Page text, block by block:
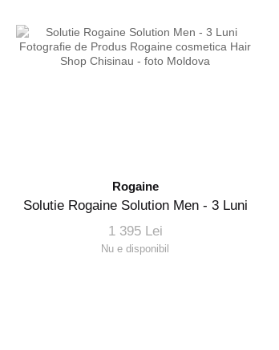
Rogaine
Solutie Rogaine Solution Men - 3 Luni
1 395 Lei
Nu e disponibil